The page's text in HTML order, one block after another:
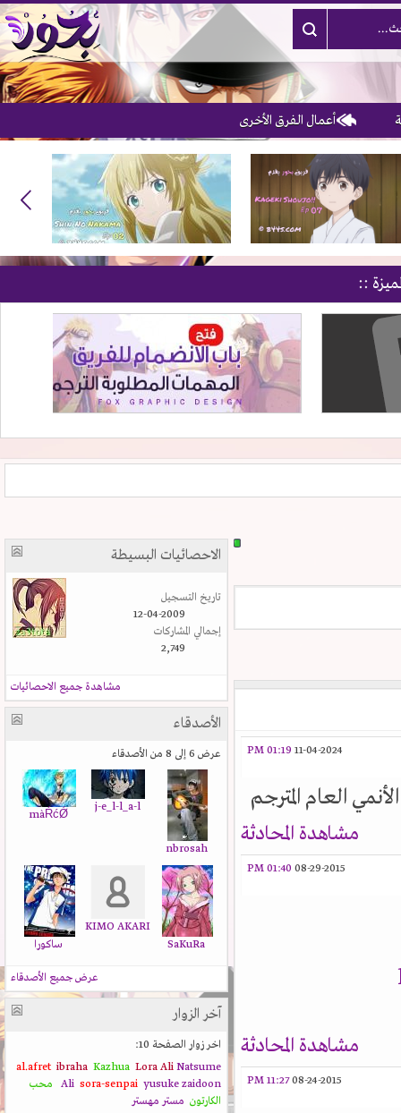
أعمال الفرق الأخرى
::
11-04-2024
01:19 PM
العام المترجم
مشاهدة المحادثة
08-29-2015
01:40 PM
مشاهدة المحادثة
08-24-2015
11:27 PM
الاحصائيات البسيطة
تاريخ التسجيل
12-04-2009
إجمالي المشاركات
2,749
مشاهدة جميع الاحصائيات
الأصدقاء
عرض 6 إلى 8 من الأصدقاء
nbrosah
j-e_l-l_a-l
màŔćǾ
SaKuRa
KIMO AKARI
ساكورا
عرض جميع الأصدقاء
آخر الزوار
اخر زوار الصفحة 10:
al.afret
ibraha Kazhua Lora AliNatsume
Ali
sora-senpai yusukezaidoon
محب
الكارتون
مستر مهستر